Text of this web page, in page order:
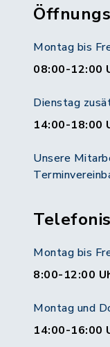
Montag bis
08:00-12:00
Dienstag
14:00-18:00
Unsere
Montag bis
8:00-12:00
Montag und
14:00-16:00